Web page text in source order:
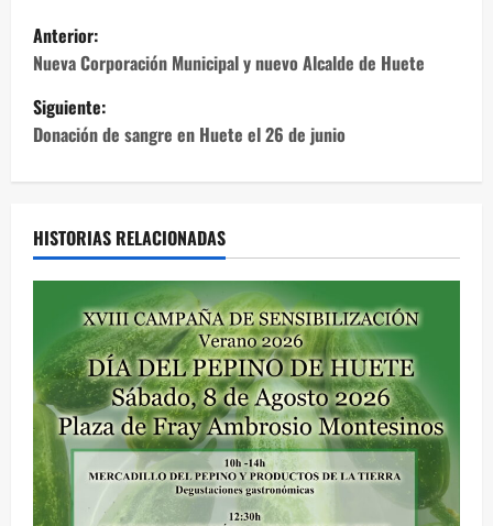
N
a
v
a
i
ó
n
d
Anterior:
Nueva Corporación Municipal y nuevo Alcalde de Huete
Siguiente:
Donación de sangre en Huete el 26 de junio
HISTORIAS RELACIONADAS